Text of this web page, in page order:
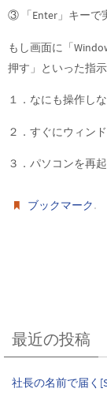
③ 「Enter」キーで
もし画面に「
押す」といった指
１．なにも操作し
２．すぐにウィン
３．パソコンを再
ブックマーク.
最近の投稿
社長の名前で届く